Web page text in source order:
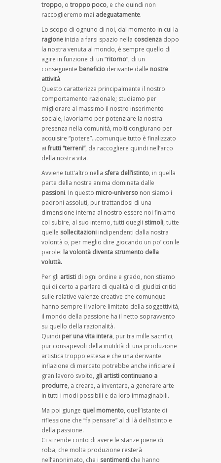
troppo, o troppo poco, e che quindi non
raccoglieremo mai adeguatamente.
Lo scopo di ognuno di noi, dal momento in cui la
ragione inizia a farsi spazio nella coscienza dopo
la nostra venuta al mondo, è sempre quello di
agire in funzione di un “ritorno”, di un
conseguente beneficio derivante dalle nostre
attività.
Questo caratterizza principalmente il nostro
comportamento razionale; studiamo per
migliorare al massimo il nostro inserimento
sociale, lavoriamo per potenziare la nostra
presenza nella comunità, molti congiurano per
acquisire “potere”…comunque tutto è finalizzato
aifrutti “terreni”, da raccogliere quindi nell’arco
della nostra vita.
Avviene tutt’altro nella sfera dell’istinto, in quella
parte della nostra anima dominata dalle
passioni. In questo micro-universo non siamo i
padroni assoluti, pur trattandosi di una
dimensione interna al nostro essere noi finiamo
col subire, al suo interno, tutti quegli stimoli, tutte
quelle sollecitazioni indipendenti dalla nostra
volontà o, per meglio dire giocando un po’ con le
parole: la volontà diventa strumento della
voluttà.
Per gli artisti di ogni ordine e grado, non stiamo
qui di certo a parlare di qualità o di giudizi critici
sulle relative valenze creative che comunque
hanno sempre il valore limitato della soggettività,
il mondo della passione ha il netto sopravvento
su quello della razionalità.
Quindi per una vita intera, pur tra mille sacrifici,
pur consapevoli della inutilità di una produzione
artistica troppo estesa e che una derivante
inflazione di mercato potrebbe anche inficiare il
gran lavoro svolto, gli artisti continuano a
produrre, a creare, a inventare, a generare arte
in tutti i modi possibili e da loro immaginabili.
Ma poi giunge quel momento, quell’istante di
riflessione che “fa pensare” al di là dell’istinto e
della passione.
Ci si rende conto di avere le stanze piene di
roba, che molta produzione resterà
nell’anonimato, che i sentimenti che hanno